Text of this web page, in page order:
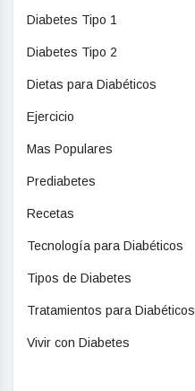
Diabetes Tipo 1
Diabetes Tipo 2
Dietas para Diabéticos
Ejercicio
Mas Populares
Prediabetes
Recetas
Tecnología para Diabéticos
Tipos de Diabetes
Tratamientos para Diabéticos
Vivir con Diabetes